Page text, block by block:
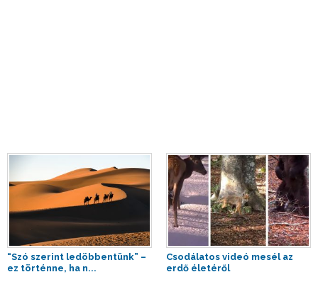
“Szó szerint ledöbbentünk” –
ez történne, ha n...
Csodálatos videó mesél az
erdő életéről